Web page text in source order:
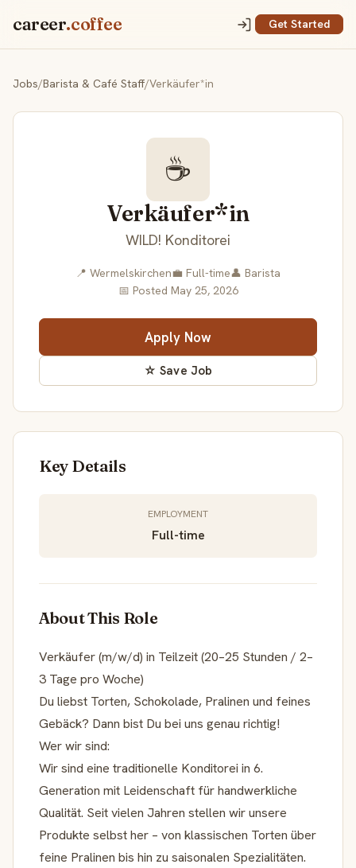
career.coffee Get Started
Jobs/Barista & Café Staff/Verkäufer*in
☕
Verkäufer*in
WILD! Konditorei
📍 Wermelskirchen💼 Full-time👤 Barista
📅 Posted May 25, 2026
Apply Now
☆ Save Job
Key Details
EMPLOYMENT
Full-time
About This Role
Verkäufer (m/w/d) in Teilzeit (20–25 Stunden / 2–
3 Tage pro Woche)
Du liebst Torten, Schokolade, Pralinen und feines
Gebäck? Dann bist Du bei uns genau richtig!
Wer wir sind:
Wir sind eine traditionelle Konditorei in 6.
Generation mit Leidenschaft für handwerkliche
Qualität. Seit vielen Jahren stellen wir unsere
Produkte selbst her – von klassischen Torten über
feine Pralinen bis hin zu saisonalen Spezialitäten.